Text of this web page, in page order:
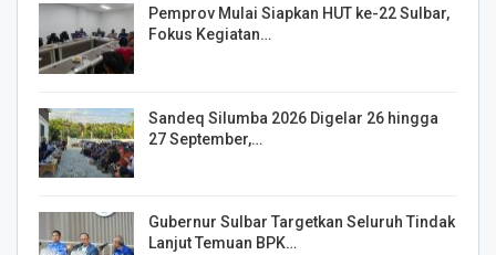
Pemprov Mulai Siapkan HUT ke-22 Sulbar,
Fokus Kegiatan…
Sandeq Silumba 2026 Digelar 26 hingga
27 September,…
Gubernur Sulbar Targetkan Seluruh Tindak
Lanjut Temuan BPK…